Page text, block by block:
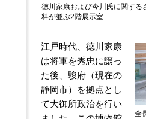
徳川家康および今川氏に関する
料が並ぶ2階展示室
江戸時代、徳川家康
は将軍を秀忠に譲っ
た後、駿府（現在の
静岡市）を拠点とし
て大御所政治を行い
全